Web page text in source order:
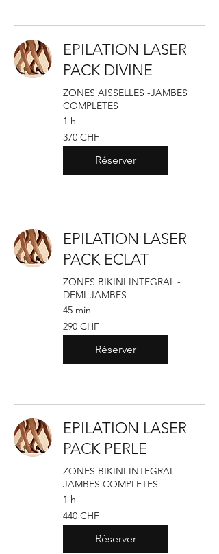
EPILATION LASER
PACK DIVINE
ZONES AISSELLES -JAMBES
COMPLETES
1 h
370
francs
suisses
370 CHF
Réserver
EPILATION LASER
PACK ECLAT
ZONES BIKINI INTEGRAL -
DEMI-JAMBES
45 min
290
francs
suisses
290 CHF
Réserver
EPILATION LASER
PACK PERLE
ZONES BIKINI INTEGRAL -
JAMBES COMPLETES
1 h
440
francs
suisses
440 CHF
Réserver